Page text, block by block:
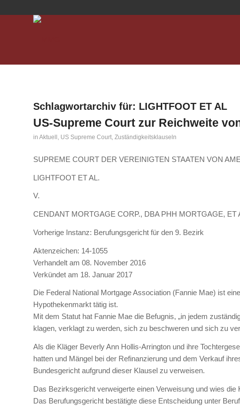
Schlagwortarchiv für: LIGHTFOOT ET AL
US-Supreme Court zur Reichweite
in Aktuell , US Supreme Court, Zuständigkeitsklauseln
SUPREME COURT DER VEREINIGTEN STAATEN VON
LIGHTFOOT ET AL.
V.
CENDANT MORTGAGE CORP., DBA PHH MORTGAGE, ET
Vorherige Instanz: Berufungsgericht für den 9. Bezirk
Aktenzeichen: 14-1055
Verhandelt am 08. November 2016
Verkündet am 18. Januar 2017
Die Federal National Mortgage Association (Fannie Mae) ist
Hypothekenmarkt tätig ist.
Mit dem Statut hat Fannie Mae die Befugnis, „in jedem
klagen, verklagt zu werden, sich zu beschweren und sich zu
Als die Kläger Beverly Ann Hollis-Arrington und ihre
hatten und Mängel bei der Refinanzierung und dem Verkauf
Bundesgericht aufgrund dieser Klausel zu verweisen.
Das Bezirksgericht verweigerte einen Verweisung und wies die
Das Berufungsgericht bestätigte diese Entscheidung unter